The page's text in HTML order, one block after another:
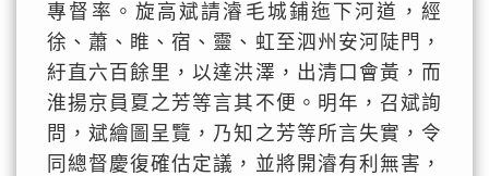
專督率。旋高斌請濬毛城鋪迤下河道，經
徐、蕭、睢、宿、靈、虹至泗州安河陡門，
紆直六百餘里，以達洪澤，出清口會黃，而
淮揚京員夏之芳等言其不便。明年，召斌詢
問，斌繪圖呈覽，乃知之芳等所言失實，令
同總督慶復確估定議，並將開濬有利無害，